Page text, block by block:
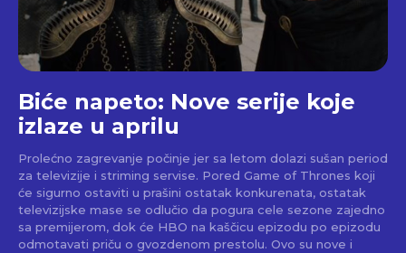
Biće napeto: Nove serije koje
izlaze u aprilu
Prolećno zagrevanje počinje jer sa letom dolazi sušan period
za televizije i striming servise. Pored Game of Thrones koji
će sigurno ostaviti u prašini ostatak konkurenata, ostatak
televizijske mase se odlučio da pogura cele sezone zajedno
sa premijerom, dok će HBO na kaščicu epizodu po epizodu
odmotavati priču o gvozdenom prestolu. Ovo su nove i